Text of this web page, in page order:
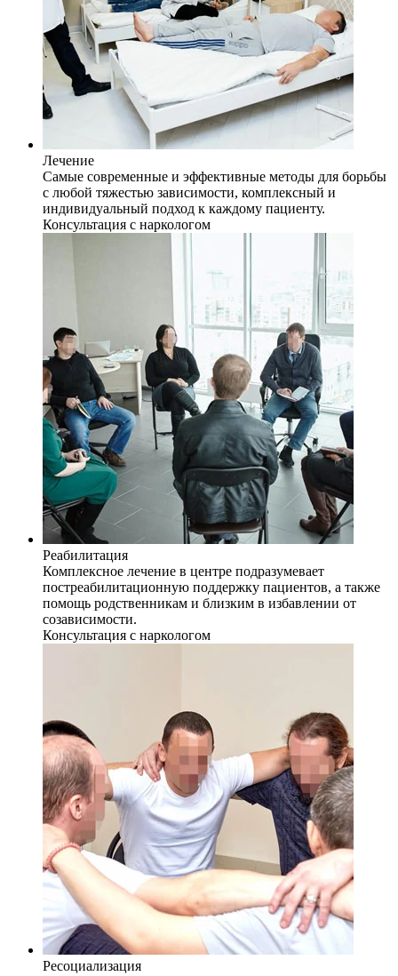
Лечение
Самые современные и эффективные методы для борьбы
с любой тяжестью зависимости, комплексный и
индивидуальный подход к каждому пациенту.
Консультация с наркологом
Реабилитация
Комплексное лечение в центре подразумевает
постреабилитационную поддержку пациентов, а также
помощь родственникам и близким в избавлении от
созависимости.
Консультация с наркологом
Ресоциализация